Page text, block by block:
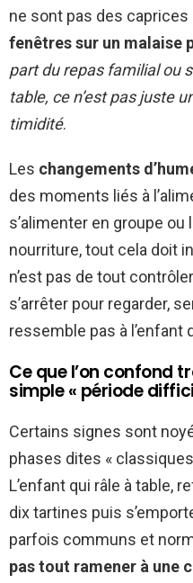
ne sont pas des caprices
fenêtres sur un malaise
part du repas familial ou
table, ce n’est pas juste
timidité.
Les changements
des moments liés à
s’alimenter en groupe ou
nourriture, tout cela doit
n’est pas de tout
s’arrêter pour regarder,
ressemble pas à l’enfant
Ce que l’on confond
simple « période
Certains signes sont
phases dites «
L’enfant qui râle à table,
dix tartines puis
parfois communs et
pas tout ramener à une